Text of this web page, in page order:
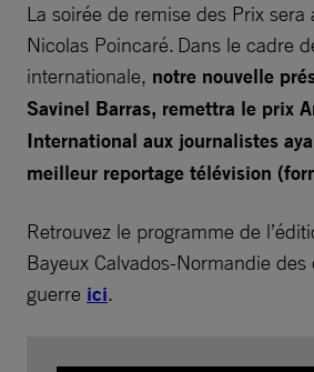
La soirée de remise des Prix sera
Nicolas Poincaré. Dans le cadre
internationale, notre nouvelle
Savinel Barras, remettra le prix
International aux journalistes
meilleur reportage télévision
Retrouvez le programme de
Bayeux Calvados-Normandie
guerre ici.